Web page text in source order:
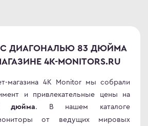
С ДИАГОНАЛЬЮ 83 ДЮЙМА
4K-MONITORS.RU
магазина 4K Monitor мы собрали
и привлекательные цены на
дюйма. В нашем каталоге
от ведущих мировых